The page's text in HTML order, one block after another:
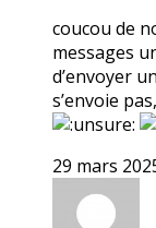
coucou de
messages
d’envoyer
s’envoie
29 mars